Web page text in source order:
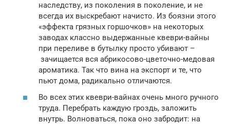
наследству, из поколения в поколение, и не
всегда их выскребают начисто. Из боязни этого
«эффекта грязных горшочков» на некоторых
заводах классно выдержанные квеври-вайны
при переливе в бутылку просто убивают –
зачищается вся абрикосово-цветочно-медовая
ароматика. Так что вина на экспорт и те, что
пьют дома, радикально отличаются.
Во всех этих квеври-вайнах очень много ручного
труда. Перебрать каждую гроздь, заложить
внутрь. Волноваться, пока оно забродит: на